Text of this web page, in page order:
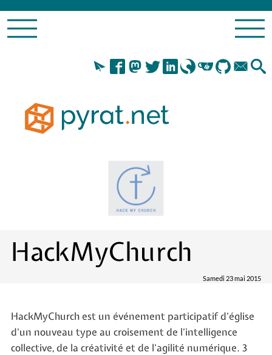
HackMyChurch
Samedi 23 mai 2015
HackMyChurch est un événement participatif d’église
d’un nouveau type au croisement de l’intelligence
collective, de la créativité et de l’agilité numérique. 3